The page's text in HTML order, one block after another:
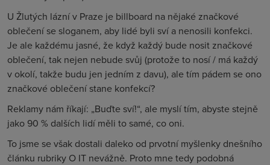
U Žlutých lázní v Praze je billboard na nějaké značkové
oblečení se sloganem, aby lidé byli sví a nenosili konfekci.
Je ale každému jasné, že když každý bude nosit značkové
oblečení, tak nejen nebude svůj (protože to nosí / má každý
v okolí, takže budu jen jedním z davu), ale tím pádem se ono
značkové oblečení stane konfekcí?
Reklamy nám říkají: „Buďte sví!“, ale myslí tím, abyste stejně
jako 90 % dalších lidí měli to samé, co oni.
To jsme se však dostali daleko od prvotní myšlenky dnešního
článku rubriky O IT nevážně. Proto mne tedy podobná